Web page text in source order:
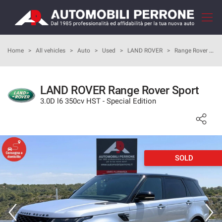
HOME
HOW TO BUY
FEEDBACKS
VEHICLES LIST
SELL YOUR CAR
Home > All vehicles > Auto > Used > LAND ROVER > Range Rover Sport
LAND ROVER Range Rover Sport
3.0D l6 350cv HST - Special Edition
SOLD
Your
consent
preferences
following
allows
you
consent
preferences
to
technologies
we
adopt
to